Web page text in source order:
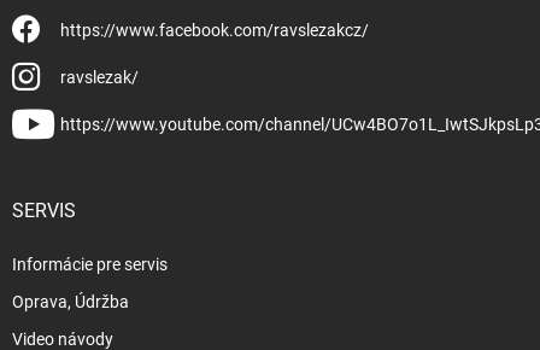
https://www.facebook.com/ravslezakcz/
ravslezak/
https://www.youtube.com/channel/
SERVIS
Informácie pre servis
Oprava, Údržba
Video návody